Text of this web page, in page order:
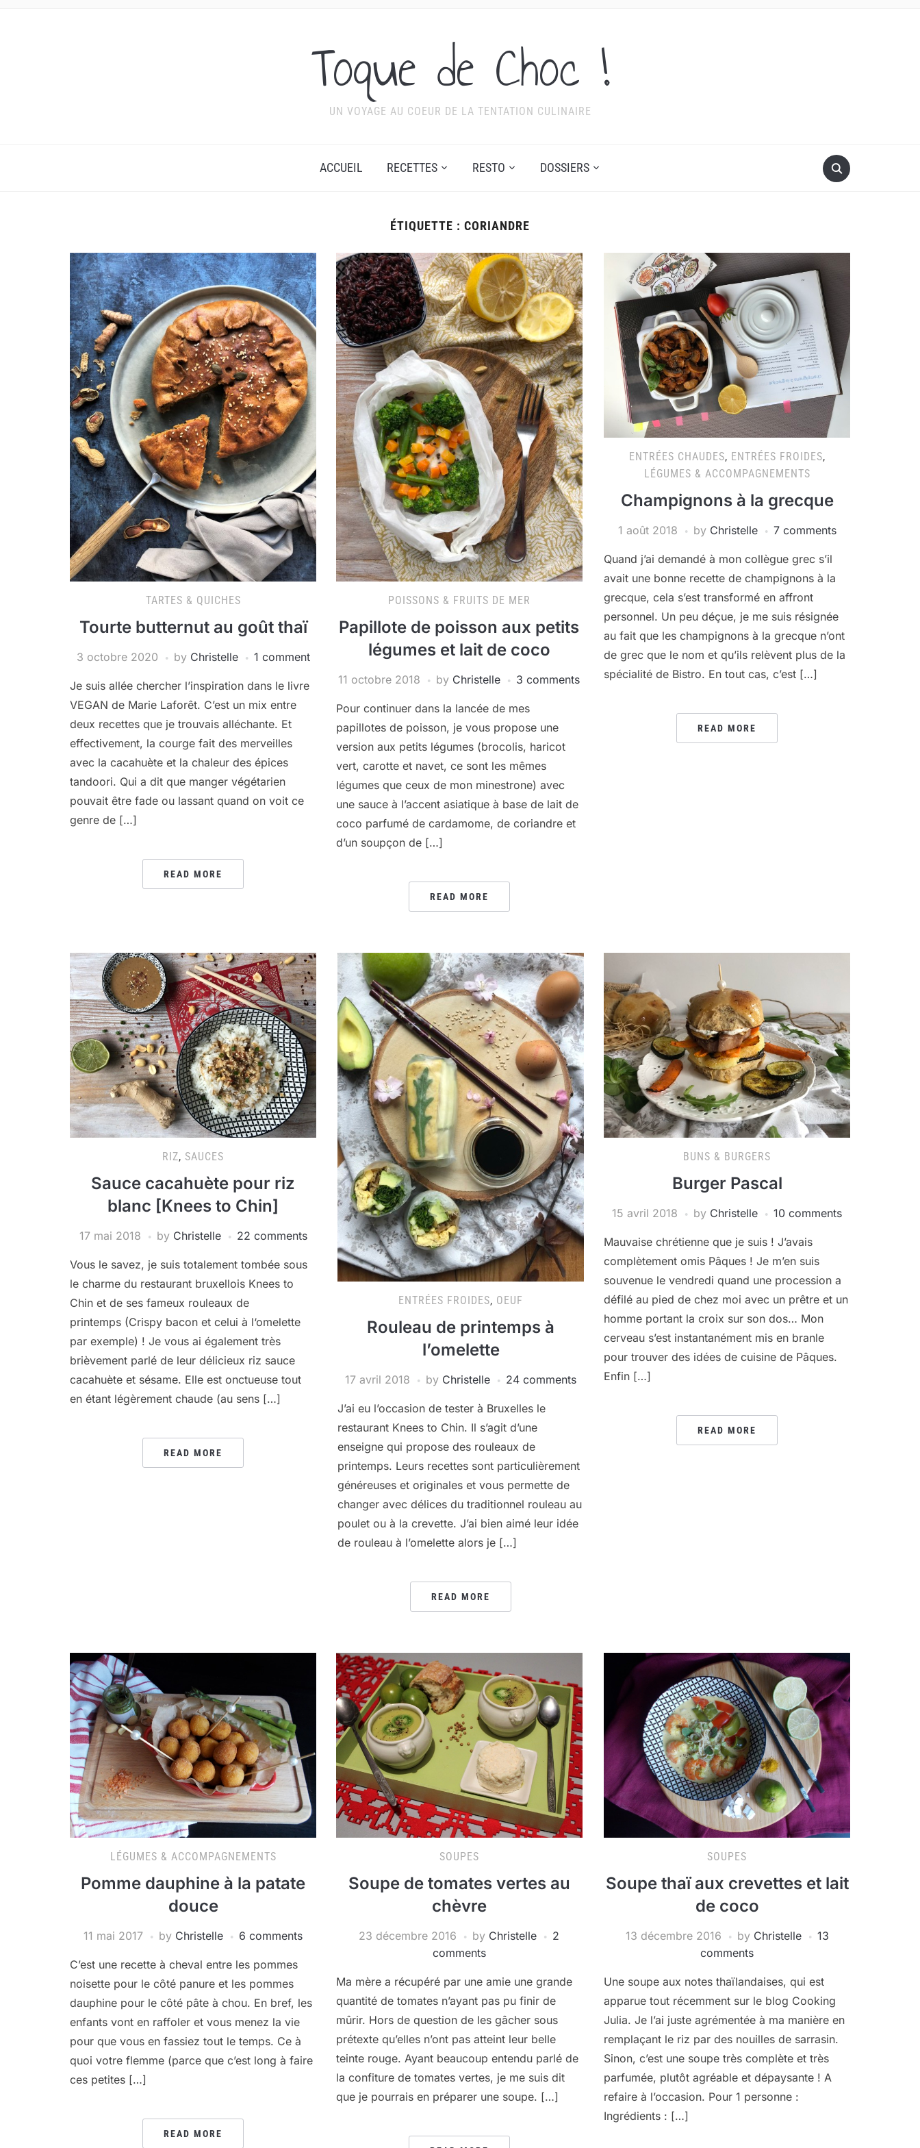
Toque de Choc !
UN VOYAGE AU COEUR DE LA TENTATION CULINAIRE
ACCUEIL RECETTES RESTO DOSSIERS
ÉTIQUETTE : CORIANDRE
TARTES & QUICHES
Tourte butternut au goût thaï
3 octobre 2020 by Christelle 1 comment
Je suis allée chercher l’inspiration dans le livre
VEGAN de Marie Laforêt. C’est un mix entre
deux recettes que je trouvais alléchante. Et
effectivement, la courge fait des merveilles
avec la cacahuète et la chaleur des épices
tandoori. Qui a dit que manger végétarien
pouvait être fade ou lassant quand on voit ce
genre de […]
READ MORE
POISSONS & FRUITS DE MER
Papillote de poisson aux petits
légumes et lait de coco
11 octobre 2018 by Christelle 3 comments
Pour continuer dans la lancée de mes
papillotes de poisson, je vous propose une
version aux petits légumes (brocolis, haricot
vert, carotte et navet, ce sont les mêmes
légumes que ceux de mon minestrone) avec
une sauce à l’accent asiatique à base de lait de
coco parfumé de cardamome, de coriandre et
d’un soupçon de […]
READ MORE
ENTRÉES CHAUDES, ENTRÉES FROIDES,
LÉGUMES & ACCOMPAGNEMENTS
Champignons à la grecque
1 août 2018 by Christelle 7 comments
Quand j’ai demandé à mon collègue grec s’il
avait une bonne recette de champignons à la
grecque, cela s’est transformé en affront
personnel. Un peu déçue, je me suis résignée
au fait que les champignons à la grecque n’ont
de grec que le nom et qu’ils relèvent plus de la
spécialité de Bistro. En tout cas, c’est […]
READ MORE
RIZ, SAUCES
Sauce cacahuète pour riz
blanc [Knees to Chin]
17 mai 2018 by Christelle 22 comments
Vous le savez, je suis totalement tombée sous
le charme du restaurant bruxellois Knees to
Chin et de ses fameux rouleaux de
printemps (Crispy bacon et celui à l‘omelette
par exemple) ! Je vous ai également très
brièvement parlé de leur délicieux riz sauce
cacahuète et sésame. Elle est onctueuse tout
en étant légèrement chaude (au sens […]
READ MORE
ENTRÉES FROIDES, OEUF
Rouleau de printemps à
l’omelette
17 avril 2018 by Christelle 24 comments
J’ai eu l’occasion de tester à Bruxelles le
restaurant Knees to Chin. Il s’agit d’une
enseigne qui propose des rouleaux de
printemps. Leurs recettes sont particulièrement
généreuses et originales et vous permette de
changer avec délices du traditionnel rouleau au
poulet ou à la crevette. J’ai bien aimé leur idée
de rouleau à l’omelette alors je […]
READ MORE
BUNS & BURGERS
Burger Pascal
15 avril 2018 by Christelle 10 comments
Mauvaise chrétienne que je suis ! J’avais
complètement omis Pâques ! Je m’en suis
souvenue le vendredi quand une procession a
défilé au pied de chez moi avec un prêtre et un
homme portant la croix sur son dos… Mon
cerveau s’est instantanément mis en branle
pour trouver des idées de cuisine de Pâques.
Enfin […]
READ MORE
LÉGUMES & ACCOMPAGNEMENTS
Pomme dauphine à la patate
douce
11 mai 2017 by Christelle 6 comments
C’est une recette à cheval entre les pommes
noisette pour le côté panure et les pommes
dauphine pour le côté pâte à chou. En bref, les
enfants vont en raffoler et vous menez la vie
pour que vous en fassiez tout le temps. Ce à
quoi votre flemme (parce que c’est long à faire
ces petites […]
READ MORE
SOUPES
Soupe de tomates vertes au
chèvre
23 décembre 2016 by Christelle
2
comments
Ma mère a récupéré par une amie une grande
quantité de tomates n’ayant pas pu finir de
mûrir. Hors de question de les gâcher sous
prétexte qu’elles n’ont pas atteint leur belle
teinte rouge. Ayant beaucoup entendu parlé de
la confiture de tomates vertes, je me suis dit
que je pourrais en préparer une soupe. […]
SOUPES
Soupe thaï aux crevettes et lait
de coco
13 décembre 2016 by Christelle
13
comments
Une soupe aux notes thaïlandaises, qui est
apparue tout récemment sur le blog Cooking
Julia. Je l’ai juste agrémentée à ma manière en
remplaçant le riz par des nouilles de sarrasin.
Sinon, c’est une soupe très complète et très
parfumée, plutôt agréable et dépaysante ! A
refaire à l’occasion. Pour 1 personne :
Ingrédients : […]